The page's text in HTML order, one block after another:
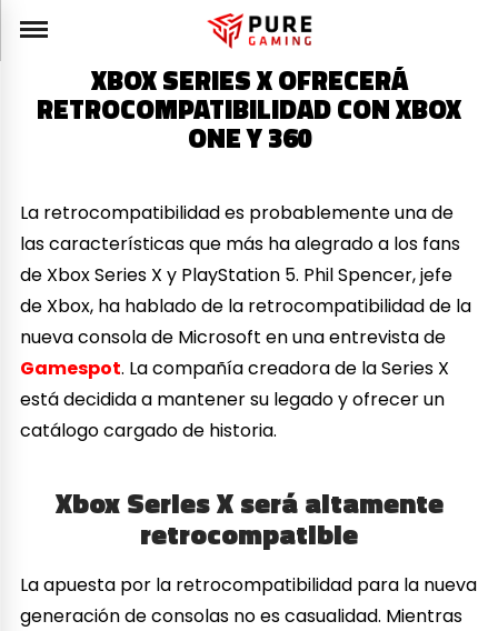
XBOX SERIES X OFRECERÁ
RETROCOMPATIBILIDAD CON XBOX
ONE Y 360
La retrocompatibilidad es probablemente una de
las características que más ha alegrado a los fans
de Xbox Series X y PlayStation 5. Phil Spencer, jefe
de Xbox, ha hablado de la retrocompatibilidad de la
nueva consola de Microsoft en una entrevista de
Gamespot. La compañía creadora de la Series X
está decidida a mantener su legado y ofrecer un
catálogo cargado de historia.
Xbox Series X será altamente
retrocompatible
La apuesta por la retrocompatibilidad para la nueva
generación de consolas no es casualidad. Mientras